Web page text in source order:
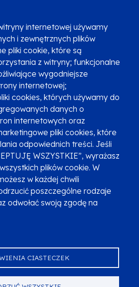
internetowej używamy
i zewnętrznych plików
pliki cookie, które są
z witryny; funkcjonalne
wygodniejsze
internetowej;
cookies, których używamy do
danych o
internetowych oraz
pliki cookies, które
odpowiednich treści. Jeśli
WSZYSTKIE”, wyrażasz
plików cookie. W
w każdej chwili
poszczególne rodzaje
odwołać swoją zgodę na
CIASTECZEK
niezgodności z KPP i KPON
Fundusze SMS-em
pytania
Promocja projektu
Poznaj Fundusze 2014-2020
Polityka prywatności
Zgłoś błąd Mapa strony